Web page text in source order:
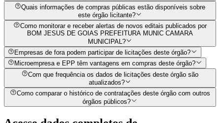
Quais informações de compras públicas estão disponíveis sobre
este órgão licitante?
Como monitorar e receber alertas de novos editais publicados por
BOM JESUS DE GOIAS PREFEITURA MUNIC CAMARA
MUNICIPAL?
Empresas de fora podem participar de licitações deste órgão?
Microempresa e EPP têm vantagens em compras deste órgão?
Com que frequência os dados de licitações deste órgão são
atualizados?
Como comparar o histórico de contratações deste órgão com outros
órgãos públicos?